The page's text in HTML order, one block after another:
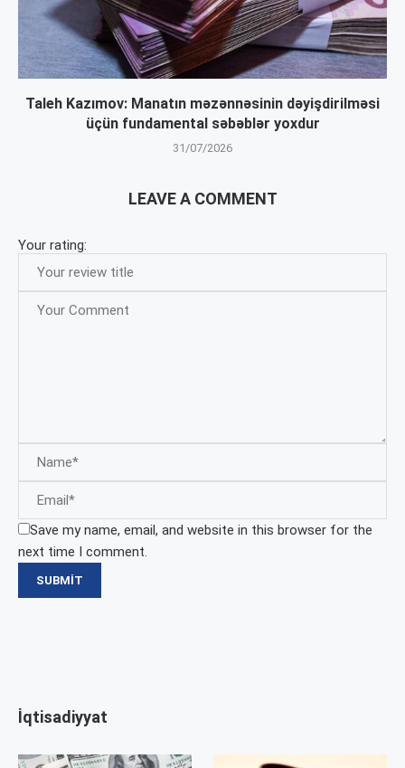
Taleh Kazımov: Manatın məzənnəsinin dəyişdirilməsi
üçün fundamental səbəblər yoxdur
31/07/2026
LEAVE A COMMENT
Your rating:
Save my name, email, and website in this browser for the
next time I comment.
İqtisadiyyat